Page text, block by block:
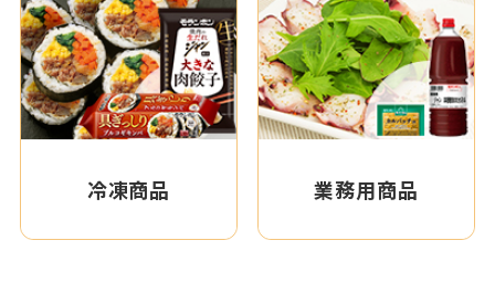
冷凍商品 業務用商品